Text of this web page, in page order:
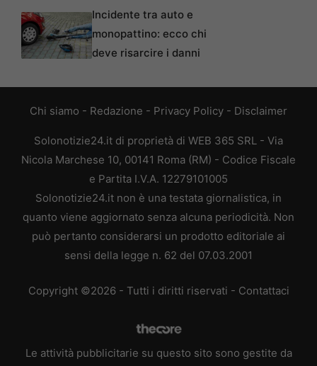
Incidente tra auto e
monopattino: ecco chi
deve risarcire i danni
Chi siamo - Redazione - Privacy Policy - Disclaimer
Solonotizie24.it di proprietà di WEB 365 SRL - Via
Nicola Marchese 10, 00141 Roma (RM) - Codice Fiscale
e Partita I.V.A. 12279101005
Solonotizie24.it non è una testata giornalistica, in
quanto viene aggiornato senza alcuna periodicità. Non
può pertanto considerarsi un prodotto editoriale ai
sensi della legge n. 62 del 07.03.2001
Copyright ©2026 - Tutti i diritti riservati - Contattaci
Le attività pubblicitarie su questo sito sono gestite da